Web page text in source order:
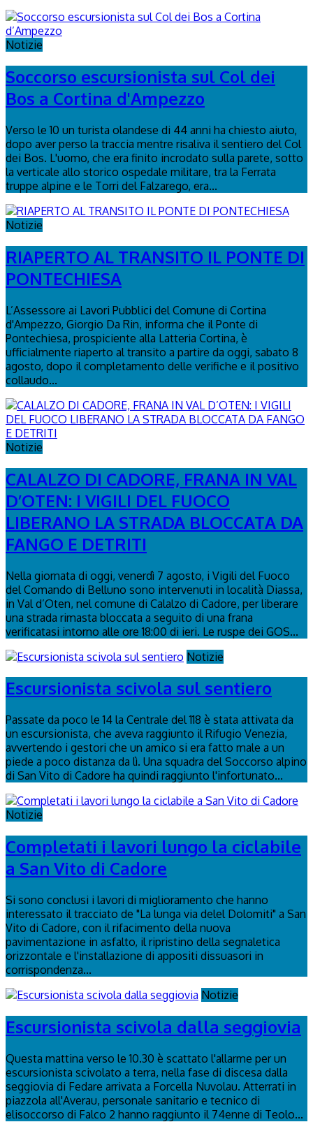
Notizie
Soccorso escursionista sul Col dei
Bos a Cortina d'Ampezzo
Verso le 10 un turista olandese di 44 anni ha chiesto aiuto,
dopo aver perso la traccia mentre risaliva il sentiero del Col
dei Bos. L'uomo, che era finito incrodato sulla parete, sotto
la verticale allo storico ospedale militare, tra la Ferrata
truppe alpine e le Torri del Falzarego, era...
Notizie
RIAPERTO AL TRANSITO IL PONTE DI
PONTECHIESA
L’Assessore ai Lavori Pubblici del Comune di Cortina
d'Ampezzo, Giorgio Da Rin, informa che il Ponte di
Pontechiesa, prospiciente alla Latteria Cortina, è
ufficialmente riaperto al transito a partire da oggi, sabato 8
agosto, dopo il completamento delle verifiche e il positivo
collaudo...
Notizie
CALALZO DI CADORE, FRANA IN VAL
D’OTEN: I VIGILI DEL FUOCO
LIBERANO LA STRADA BLOCCATA DA
FANGO E DETRITI
Nella giornata di oggi, venerdì 7 agosto, i Vigili del Fuoco
del Comando di Belluno sono intervenuti in località Diassa,
in Val d’Oten, nel comune di Calalzo di Cadore, per liberare
una strada rimasta bloccata a seguito di una frana
verificatasi intorno alle ore 18:00 di ieri. Le ruspe dei GOS...
Notizie
Escursionista scivola sul sentiero
Passate da poco le 14 la Centrale del 118 è stata attivata da
un escursionista, che aveva raggiunto il Rifugio Venezia,
avvertendo i gestori che un amico si era fatto male a un
piede a poco distanza da lì. Una squadra del Soccorso alpino
di San Vito di Cadore ha quindi raggiunto l'infortunato...
Notizie
Completati i lavori lungo la ciclabile
a San Vito di Cadore
Si sono conclusi i lavori di miglioramento che hanno
interessato il tracciato de "La lunga via delel Dolomiti" a San
Vito di Cadore, con il rifacimento della nuova
pavimentazione in asfalto, il ripristino della segnaletica
orizzontale e l'installazione di appositi dissuasori in
corrispondenza...
Notizie
Escursionista scivola dalla seggiovia
Questa mattina verso le 10.30 è scattato l'allarme per un
escursionista scivolato a terra, nella fase di discesa dalla
seggiovia di Fedare arrivata a Forcella Nuvolau. Atterrati in
piazzola all'Averau, personale sanitario e tecnico di
elisoccorso di Falco 2 hanno raggiunto il 74enne di Teolo...